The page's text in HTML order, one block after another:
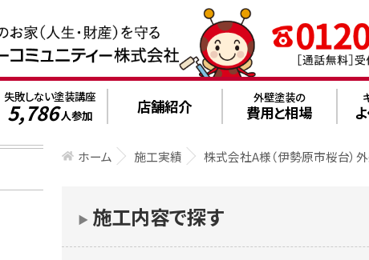
失敗しない塗装講座
5,786人参加 店舗紹介 外壁塗装の
費用と相場
ホーム 施工実績 株式会社A様（伊勢原市桜台）
▶︎ 施工内容で探す